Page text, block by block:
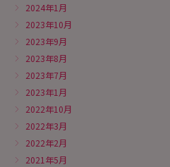
2024年1月
2023年10月
2023年9月
2023年8月
2023年7月
2023年1月
2022年10月
2022年3月
2022年2月
2021年5月